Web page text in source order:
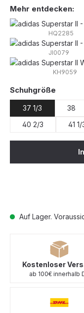
Auf Lager.
Mehr entdecken:
HQ2285
JI0079
KH9059
Schuhgröße
37 1/3 38
40 2/3
41 1/
Kostenloser
ab 100€ innerhalb